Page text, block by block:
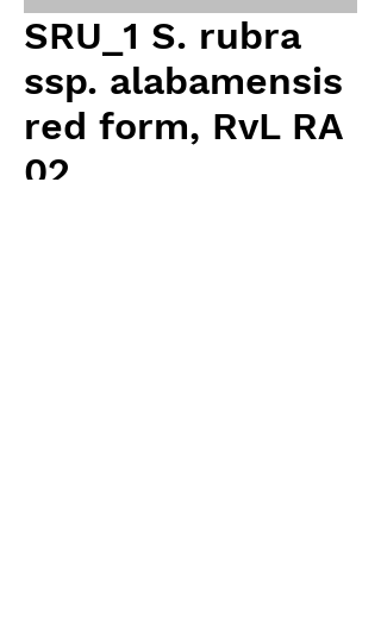
SRU_1 S. rubra
ssp. alabamensis
red form, RvL RA
02